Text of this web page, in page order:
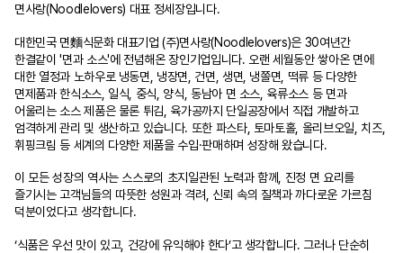
면사랑(Noodlelovers) 대표 정세장입니다.
대한민국 면麵식문화 대표기업 (주)면사랑(Noodlelovers)은 30여년간
한결같이 '면과 소스'에 전념해온 장인기업입니다. 오랜 세월동안 쌓아온 면에
대한 열정과 노하우로 냉동면, 냉장면, 건면, 생면, 냉쫄면, 떡류 등 다양한
면제품과 한식소스, 일식, 중식, 양식, 동남아 면 소스, 육류소스 등 면과
어울리는 소스 제품은 물론 튀김, 육가공까지 단일공장에서 직접 개발하고
엄격하게 관리 및 생산하고 있습니다. 또한 파스타, 토마토홀, 올리브오일, 치즈,
휘핑크림 등 세계의 다양한 제품을 수입·판매하며 성장해 왔습니다.
이 모든 성장의 역사는 스스로의 초지일관된 노력과 함께, 진정 면 요리를
즐기시는 고객님들의 따뜻한 성원과 격려, 신뢰 속의 질책과 까다로운 가르침
덕분이었다고 생각합니다.
‘식품은 우선 맛이 있고, 건강에 유익해야 한다’고 생각합니다. 그러나 단순히